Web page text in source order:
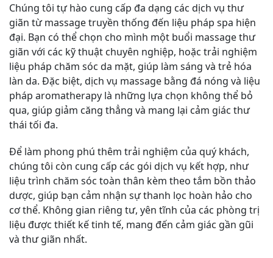
Chúng tôi tự hào cung cấp đa dạng các dịch vụ thư
giãn từ massage truyền thống đến liệu pháp spa hiện
đại. Bạn có thể chọn cho mình một buổi massage thư
giãn với các kỹ thuật chuyên nghiệp, hoặc trải nghiệm
liệu pháp chăm sóc da mặt, giúp làm sáng và trẻ hóa
làn da. Đặc biệt, dịch vụ massage bằng đá nóng và liệu
pháp aromatherapy là những lựa chọn không thể bỏ
qua, giúp giảm căng thẳng và mang lại cảm giác thư
thái tối đa.
Để làm phong phú thêm trải nghiệm của quý khách,
chúng tôi còn cung cấp các gói dịch vụ kết hợp, như
liệu trình chăm sóc toàn thân kèm theo tắm bồn thảo
dược, giúp bạn cảm nhận sự thanh lọc hoàn hảo cho
cơ thể. Không gian riêng tư, yên tĩnh của các phòng trị
liệu được thiết kế tinh tế, mang đến cảm giác gần gũi
và thư giãn nhất.